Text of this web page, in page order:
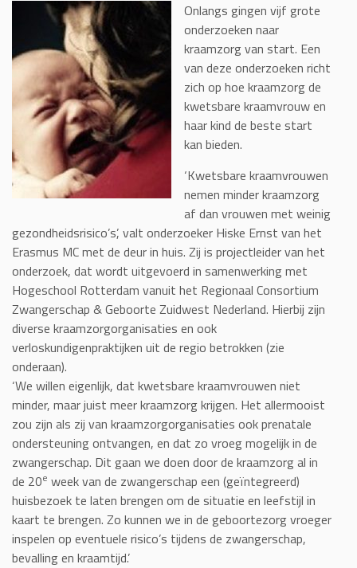
Onlangs gingen vijf grote
onderzoeken naar
kraamzorg van start. Een
van deze onderzoeken richt
zich op hoe kraamzorg de
kwetsbare kraamvrouw en
haar kind de beste start
kan bieden.
‘Kwetsbare kraamvrouwen
nemen minder kraamzorg
af dan vrouwen met weinig
gezondheidsrisico’s’, valt onderzoeker Hiske Ernst van het
Erasmus MC met de deur in huis. Zij is projectleider van het
onderzoek, dat wordt uitgevoerd in samenwerking met
Hogeschool Rotterdam vanuit het Regionaal Consortium
Zwangerschap & Geboorte Zuidwest Nederland. Hierbij zijn
diverse kraamzorgorganisaties en ook
verloskundigenpraktijken uit de regio betrokken (zie
onderaan).
‘We willen eigenlijk, dat kwetsbare kraamvrouwen niet
minder, maar juist meer kraamzorg krijgen. Het allermooist
zou zijn als zij van kraamzorgorganisaties ook prenatale
ondersteuning ontvangen, en dat zo vroeg mogelijk in de
zwangerschap. Dit gaan we doen door de kraamzorg al in
de 20e week van de zwangerschap een (geïntegreerd)
huisbezoek te laten brengen om de situatie en leefstijl in
kaart te brengen. Zo kunnen we in de geboortezorg vroeger
inspelen op eventuele risico’s tijdens de zwangerschap,
bevalling en kraamtijd.’